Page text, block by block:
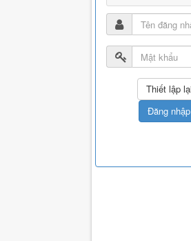
Đăng nhập